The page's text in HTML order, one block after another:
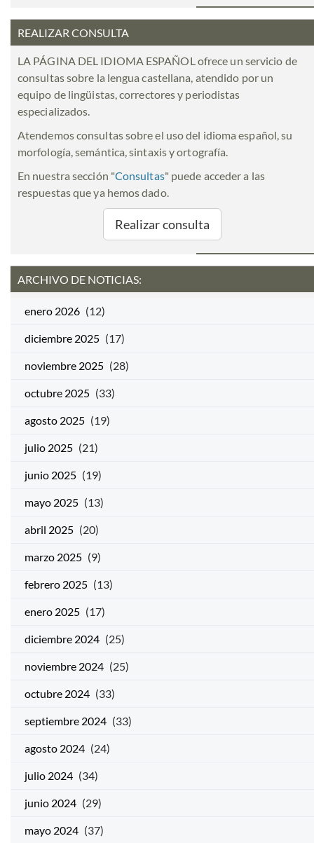
REALIZAR CONSULTA
LA PÁGINA DEL IDIOMA ESPAÑOL ofrece un servicio de
consultas sobre la lengua castellana, atendido por un
equipo de lingüistas, correctores y periodistas
especializados.
Atendemos consultas sobre el uso del idioma español, su
morfología, semántica, sintaxis y ortografía.
En nuestra sección "Consultas" puede acceder a las
respuestas que ya hemos dado.
Realizar consulta
ARCHIVO DE NOTICIAS:
enero 2026 (12)
diciembre 2025 (17)
noviembre 2025 (28)
octubre 2025 (33)
agosto 2025 (19)
julio 2025 (21)
junio 2025 (19)
mayo 2025 (13)
abril 2025 (20)
marzo 2025 (9)
febrero 2025 (13)
enero 2025 (17)
diciembre 2024 (25)
noviembre 2024 (25)
octubre 2024 (33)
septiembre 2024 (33)
agosto 2024 (24)
julio 2024 (34)
junio 2024 (29)
mayo 2024 (37)